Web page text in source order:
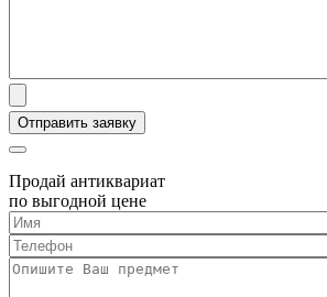
Продай антиквариат
по выгодной цене